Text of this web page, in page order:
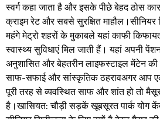
स्वर्ग कहा जाता है और इसके पीछे बेहद ठोस
क्राइम रेट और सबसे सुरक्षित
महंगे मेट्रो शहरों के मुकाबले यहां काफी
स्वास्थ्य सुविधाएं मिल जाती हैं। यहां अपनी
अनुशासित और बेहतरीन लाइफस्टाइल मेंटेन
साफ-सफाई और सांस्कृतिक ठहराव​अगर आप
पूरी तरह से व्यवस्थित साफ और शांत हो तो
है।​खासियत: चौड़ी सड़कें खूबसूरत पार्क योग